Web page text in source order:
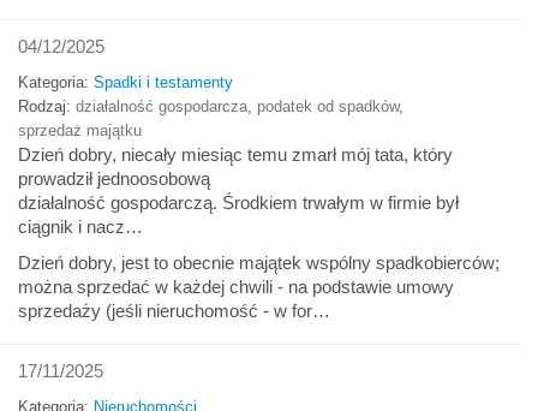
04/12/2025
Kategoria: Spadki i testamenty
Rodzaj: działalność gospodarcza podatek od spadków,
sprzedaż majątku
Dzień dobry, niecały miesiąc temu zmarł mój tata, który
prowadził jednoosobową
działalność gospodarczą. Środkiem trwałym w firmie był
ciągnik i nacz…
Dzień dobry, jest to obecnie majątek wspólny spadkobierców;
można sprzedać w każdej chwili - na podstawie umowy
sprzedaży (jeśli nieruchomość - w for…
17/11/2025
Kategoria: Nieruchomości